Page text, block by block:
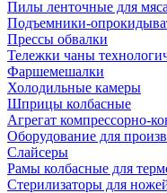
Пилы ленточные для мяса
Подъемники-
Прессы обвалки
Тележки чаны
Фаршемешалки
Холодильные камеры
Шприцы колбасные
Агрегат компрессорно-
Оборудование для
Слайсеры
Рамы колбасные для
Стерилизаторы для